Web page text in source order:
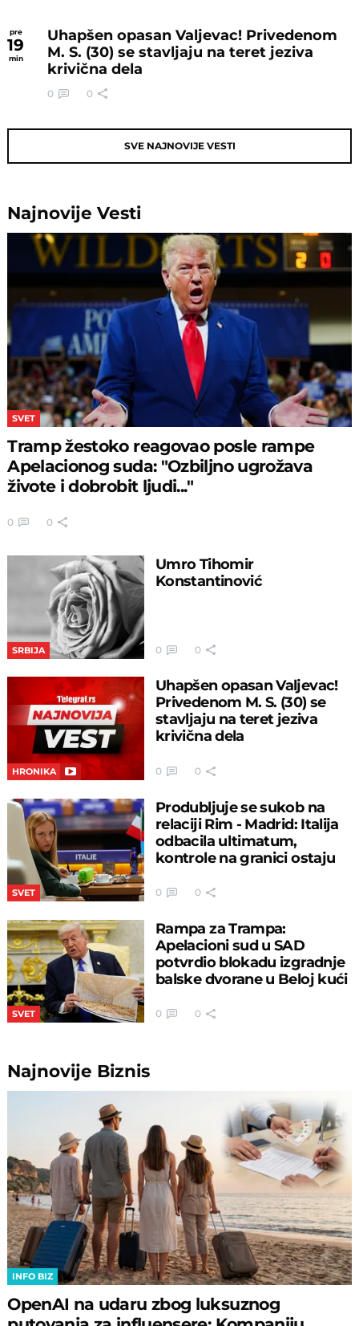
pre
19
min
Uhapšen opasan Valjevac! Privedenom
M. S. (30) se stavljaju na teret jeziva
krivična dela
0 0
SVE NAJNOVIJE VESTI
NajnovijeVesti
SVET
Tramp žestoko reagovao posle rampe
Apelacionog suda: "Ozbiljno ugrožava
živote i dobrobit ljudi..."
0 0
SRBIJA
Umro Tihomir
Konstantinović
0 0
HRONIKA
Uhapšen opasan Valjevac!
Privedenom M. S. (30) se
stavljaju na teret jeziva
krivična dela
0 0
SVET
Produbljuje se sukob na
relaciji Rim - Madrid: Italija
odbacila ultimatum,
kontrole na granici ostaju
0 0
SVET
Rampa za Trampa:
Apelacioni sud u SAD
potvrdio blokadu izgradnje
balske dvorane u Beloj kući
0 0
Najnovije Biznis
INFO BIZ
OpenAI na udaru zbog luksuznog